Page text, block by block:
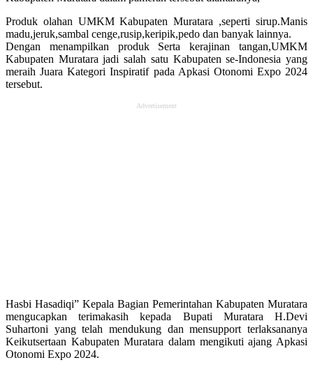
Produk olahan UMKM Kabupaten Muratara ,seperti sirup.Manis
madu,jeruk,sambal cenge,rusip,keripik,pedo dan banyak lainnya.
Dengan menampilkan produk Serta kerajinan tangan,UMKM
Kabupaten Muratara jadi salah satu Kabupaten se-Indonesia yang
meraih Juara Kategori Inspiratif pada Apkasi Otonomi Expo 2024
tersebut.
Advertisement
Hasbi Hasadiqi” Kepala Bagian Pemerintahan Kabupaten Muratara
mengucapkan terimakasih kepada Bupati Muratara H.Devi
Suhartoni yang telah mendukung dan mensupport terlaksananya
Keikutsertaan Kabupaten Muratara dalam mengikuti ajang Apkasi
Otonomi Expo 2024.